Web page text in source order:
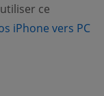
ce
iPhone vers PC